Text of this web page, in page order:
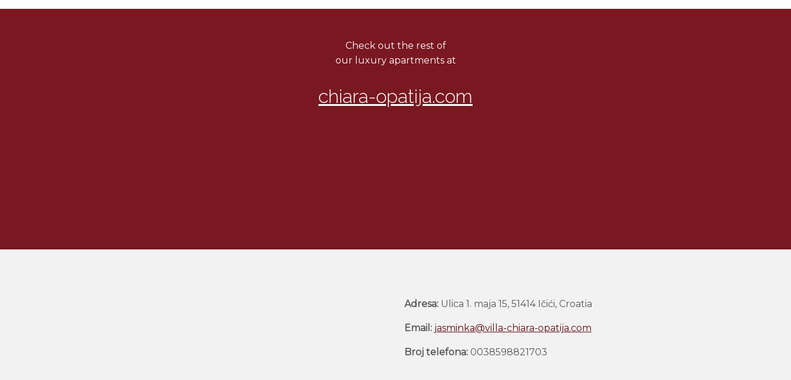
Check out the rest of
our luxury apartments at
chiara-opatija.com
Adresa: Ulica 1. maja 15, 51414 Ičići, Croatia
Email: jasminka@villa-chiara-opatija.com
Broj telefona: ‎0038598821703